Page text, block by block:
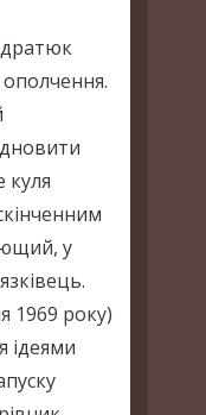
куля
у
1969 року)
ідеями